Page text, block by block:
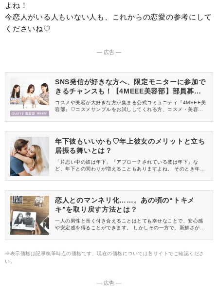
よね！
今恋人がいる人もいない人も、これからの恋愛の参考にして
くださいね♡
― 広告 ―
SNS発信が好きな方へ、限定モニターに参加で
きるチャンスも！【4MEEE美容部】部員募集
中
コスメや美容が大好きな方が集まる公式コミュニティ『4MEEE美
容部』♡コスメサンプルをお試ししてくれる方、コスメ・美容情報
年下彼もいいかも♡年上彼女のメリットと立ち
居振る舞いとは？
「片思い中の彼は年下」「アプローチされている彼は年下」な
ど、年下との関わりが増えることもありますよね。 そのとき年下
そこで今回は、年上彼女になるメリットや立ち振る舞いについて
恋人とのマンネリ化……。あの頃の“トキメ
キ”を取り戻す方法とは？
一人の男性と長く付き合えることはとても幸せなことで、安心感
や安定感を得ることができます。 しかしその一方で、新鮮さがな
しまうカップルもいるのではないでしょうか。 この時期こそ、マ
ください。
※表示価格は記事執筆時点の価格です。現在の価格については各サイトでご確認くださ
い。
― 広告 ―